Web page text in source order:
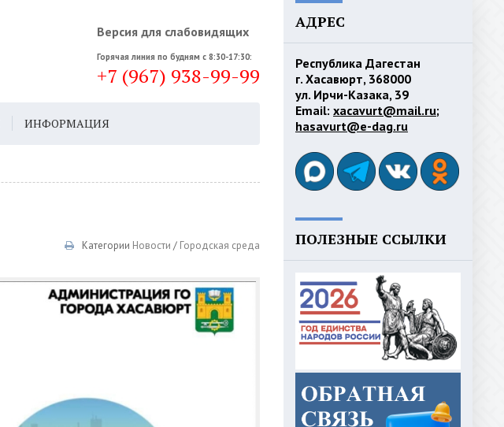
Версия для слабовидящих
Горячая линия по будням с 8:30-17:30:
+7 (967) 938-99-99
ИНФОРМАЦИЯ
Категории Новости / Городская среда
АДРЕС
Республика Дагестан
г. Хасавюрт, 368000
ул. Ирчи-Казака, 39
Email: xacavurt@mail.ru;
hasavurt@e-dag.ru
ПОЛЕЗНЫЕ ССЫЛКИ